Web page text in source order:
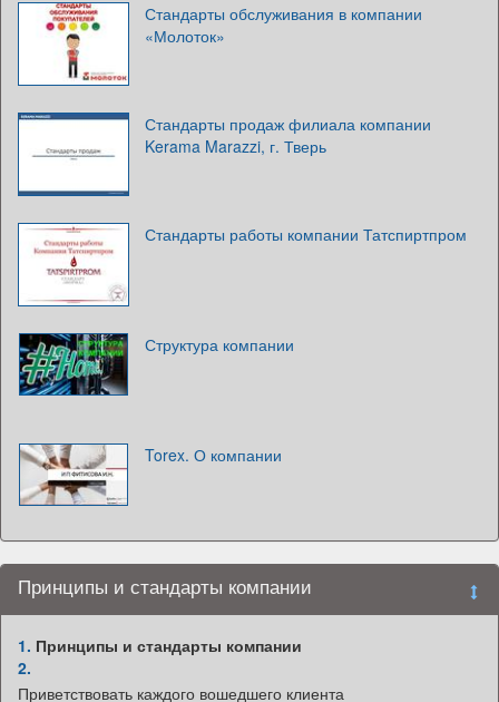
Стандарты обслуживания в компании
«Молоток»
Стандарты продаж филиала компании
Kerama Marazzi, г. Тверь
Стандарты работы компании Татспиртпром
Структура компании
Torex. О компании
Принципы и стандарты компании
1. Принципы и стандарты компании
2.
Приветствовать каждого вошедшего клиента